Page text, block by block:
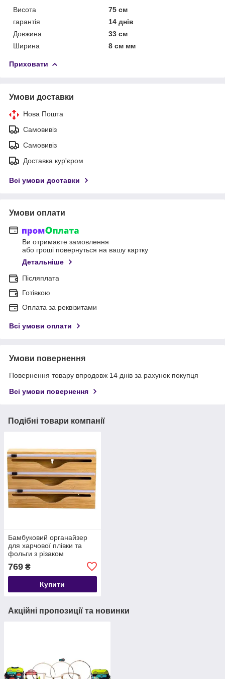
Висота
75 см
гарантія
14 днів
Довжина
33 см
Ширина
8 см мм
Приховати
Умови доставки
Нова Пошта
Самовивіз
Самовивіз
Доставка кур'єром
Всі умови доставки
Умови оплати
Ви отримаєте замовлення
або гроші повернуться на вашу картку
Детальніше
Післяплата
Готівкою
Оплата за реквізитами
Всі умови оплати
Умови повернення
Повернення товару впродовж 14 днів за рахунок покупця
Всі умови повернення
Подібні товари компанії
Бамбуковий органайзер
для харчової плівки та
фольги з різаком
BYM
769 ₴
Купити
Акційні пропозиції та новинки